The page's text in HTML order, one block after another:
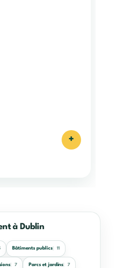
+
à Dublin
Bâtiments publics 11
7 Parcs et jardins 7